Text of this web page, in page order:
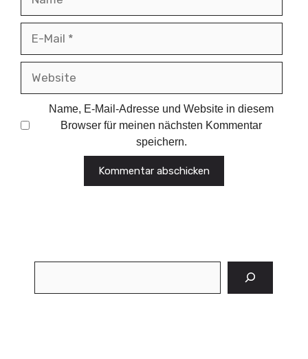
Name, E-Mail-Adresse und Website in diesem
Browser für meinen nächsten Kommentar
speichern.